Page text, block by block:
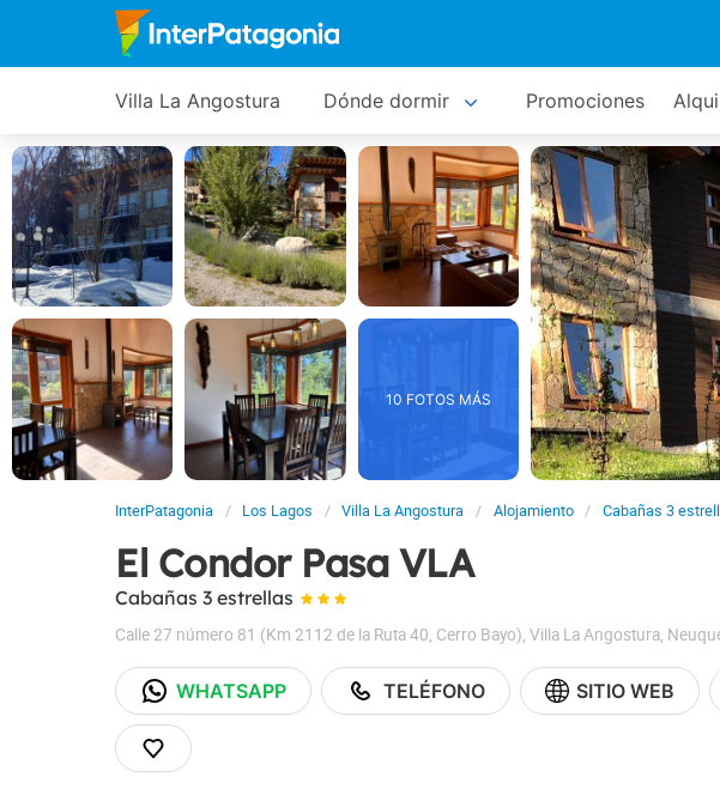
Villa La Angostura Dónde dormir Promociones
10 FOTOS MÁS
InterPatagonia Los Lagos Villa La Angostura Alojamiento Cabañas 3
El Condor Pasa VLA
Cabañas 3 estrellas
Calle 27 número 81 (Km 2112 de la Ruta 40, Cerro Bayo), Villa La Angostura,
WHATSAPP TELÉFONO SITIO WEB